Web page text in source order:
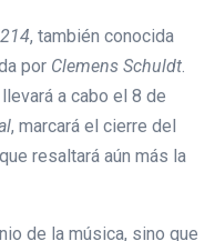
, también conocida
por Clemens Schuldt
a cabo el 8 de
, marcará el cierre del
resaltará aún más la
de la música, sino que